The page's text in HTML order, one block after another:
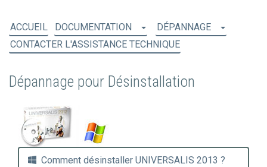
ACCUEIL DOCUMENTATION
DÉPANNAGE
CONTACTER L'ASSISTANCE TECHNIQUE
Dépannage pour Désinstallation
Comment désinstaller UNIVERSALIS 2013 ?